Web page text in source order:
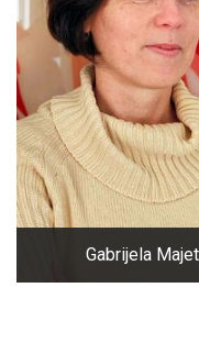
Gabrijela